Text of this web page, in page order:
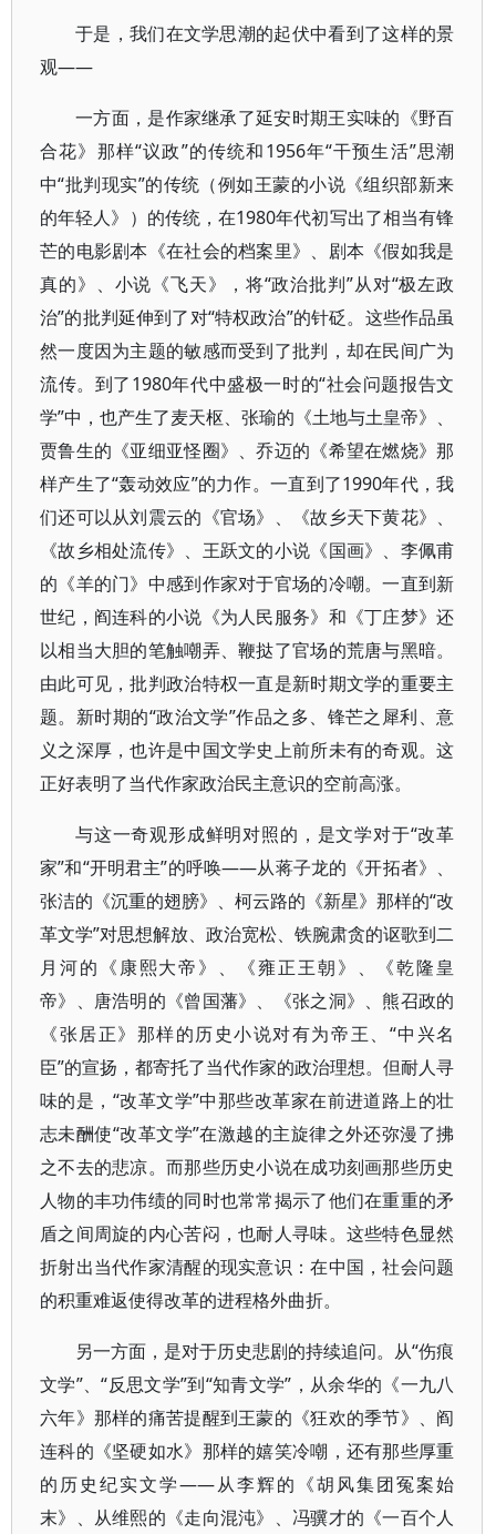
于是，我们在文学思潮的起伏中看到了这样的景
观——
一方面，是作家继承了延安时期王实味的《野百
合花》那样“议政”的传统和1956年“干预生活”思潮
中“批判现实”的传统（例如王蒙的小说《组织部新来
的年轻人》）的传统，在1980年代初写出了相当有锋
芒的电影剧本《在社会的档案里》、剧本《假如我是
真的》、小说《飞天》，将“政治批判”从对“极左政
治”的批判延伸到了对“特权政治”的针砭。这些作品虽
然一度因为主题的敏感而受到了批判，却在民间广为
流传。到了1980年代中盛极一时的“社会问题报告文
学”中，也产生了麦天枢、张瑜的《土地与土皇帝》、
贾鲁生的《亚细亚怪圈》、乔迈的《希望在燃烧》那
样产生了“轰动效应”的力作。一直到了1990年代，我
们还可以从刘震云的《官场》、《故乡天下黄花》、
《故乡相处流传》、王跃文的小说《国画》、李佩甫
的《羊的门》中感到作家对于官场的冷嘲。一直到新
世纪，阎连科的小说《为人民服务》和《丁庄梦》还
以相当大胆的笔触嘲弄、鞭挞了官场的荒唐与黑暗。
由此可见，批判政治特权一直是新时期文学的重要主
题。新时期的“政治文学”作品之多、锋芒之犀利、意
义之深厚，也许是中国文学史上前所未有的奇观。这
正好表明了当代作家政治民主意识的空前高涨。
与这一奇观形成鲜明对照的，是文学对于“改革
家”和“开明君主”的呼唤——从蒋子龙的《开拓者》、
张洁的《沉重的翅膀》、柯云路的《新星》那样的“改
革文学”对思想解放、政治宽松、铁腕肃贪的讴歌到二
月河的《康熙大帝》、《雍正王朝》、《乾隆皇
帝》、唐浩明的《曾国藩》、《张之洞》、熊召政的
《张居正》那样的历史小说对有为帝王、“中兴名
臣”的宣扬，都寄托了当代作家的政治理想。但耐人寻
味的是，“改革文学”中那些改革家在前进道路上的壮
志未酬使“改革文学”在激越的主旋律之外还弥漫了拂
之不去的悲凉。而那些历史小说在成功刻画那些历史
人物的丰功伟绩的同时也常常揭示了他们在重重的矛
盾之间周旋的内心苦闷，也耐人寻味。这些特色显然
折射出当代作家清醒的现实意识：在中国，社会问题
的积重难返使得改革的进程格外曲折。
另一方面，是对于历史悲剧的持续追问。从“伤痕
文学”、“反思文学”到“知青文学”，从余华的《一九八
六年》那样的痛苦提醒到王蒙的《狂欢的季节》、阎
连科的《坚硬如水》那样的嬉笑冷嘲，还有那些厚重
的历史纪实文学——从李辉的《胡风集团冤案始
末》、从维熙的《走向混沌》、冯骥才的《一百个人